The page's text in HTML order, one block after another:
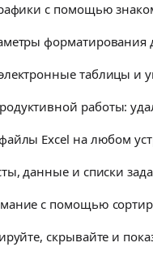
с помощью
таблицы и
работы:
Excel на любом
данные и списки
с помощью
скрывайте и